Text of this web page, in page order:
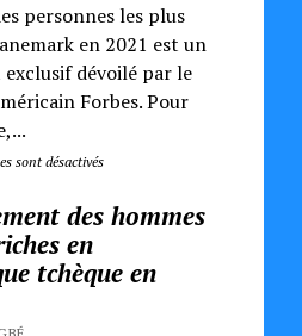
personnes les plus
en 2021 est un
exclusif dévoilé par le
Forbes. Pour
sont désactivés
des hommes
en
tchèque en